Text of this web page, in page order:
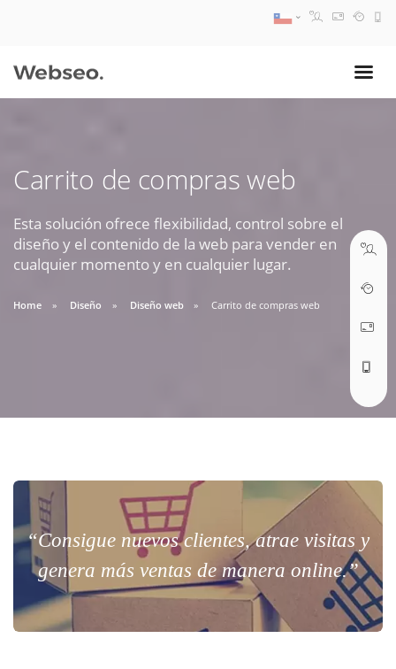
Carrito de compras web
Esta solución ofrece flexibilidad, control sobre el
diseño y el contenido de la web para vender en
cualquier momento y en cualquier lugar.
Home Diseño Diseño web Carrito de compras web
“Consigue nuevos clientes, atrae visitas y
genera más ventas de manera online.”
09:30 AM A 18:30 PM
soporte@webseo.cl
ABRIR TICKET